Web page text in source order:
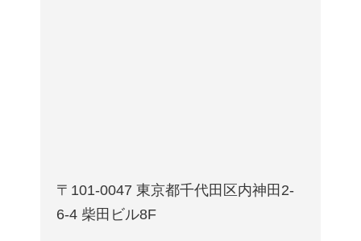
〒101-0047 東京都千代田区内神田2-
6-4 柴田ビル8F